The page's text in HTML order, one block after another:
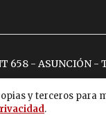
y terceros para
.
658 - ASUNCIÓN -